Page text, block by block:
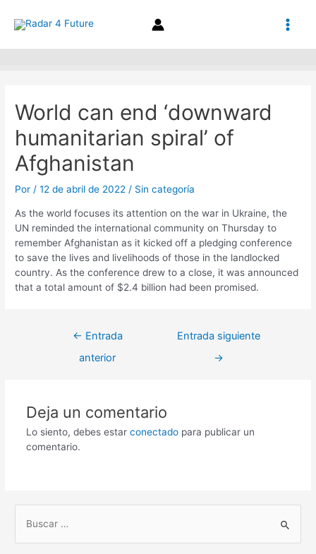
World can end ‘downward
humanitarian spiral’ of
Afghanistan
Por /12 de abril de 2022 / Sin categoría
As the world focuses its attention on the war in Ukraine, the
UN reminded the international community on Thursday to
remember Afghanistan as it kicked off a pledging conference
to save the lives and livelihoods of those in the landlocked
country. As the conference drew to a close, it was announced
that a total amount of $2.4 billion had been promised.
de
← Entrada
anterior
Entrada siguiente
→
Deja un comentario
Lo siento, debes estar conectadopara publicar un
comentario.
u